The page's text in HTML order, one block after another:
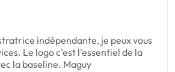
indépendante, je peux vous
Le logo c'est l'essentiel de la
la baseline. Maguy